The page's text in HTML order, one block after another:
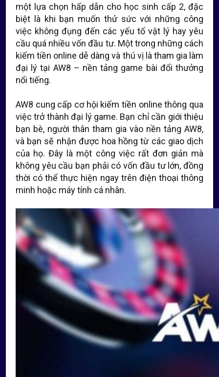
một lựa chọn hấp dẫn cho học sinh cấp 2, đặc
biệt là khi bạn muốn thử sức với những công
việc không đụng đến các yếu tố vật lý hay yêu
cầu quá nhiều vốn đầu tư. Một trong những cách
kiếm tiền online dễ dàng và thú vị là tham gia làm
đại lý tại AW8 – nền tảng game bài đổi thưởng
nổi tiếng.
AW8 cung cấp cơ hội kiếm tiền online thông qua
việc trở thành đại lý game. Bạn chỉ cần giới thiệu
bạn bè, người thân tham gia vào nền tảng AW8,
và bạn sẽ nhận được hoa hồng từ các giao dịch
của họ. Đây là một công việc rất đơn giản mà
không yêu cầu bạn phải có vốn đầu tư lớn, đồng
thời có thể thực hiện ngay trên điện thoại thông
minh hoặc máy tính cá nhân.